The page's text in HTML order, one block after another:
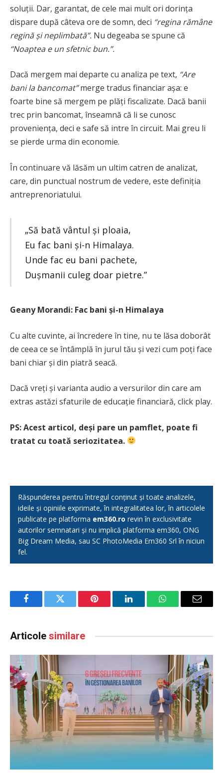
soluții. Dar, garantat, de cele mai mult ori dorința
dispare după câteva ore de somn, deci “regina rămâne
regină și neplimbată”. Nu degeaba se spune că
“Noaptea e un sfetnic bun.”.
Dacă mergem mai departe cu analiza pe text, “Are
bani la bancomat”merge tradus financiar așa: e
foarte bine să mergem pe plăți fiscalizate. Dacă banii
trec prin bancomat, înseamnă că li se cunosc
proveniența, deci e safe să intre în circuit. Mai greu li
se pierde urma din economie.
În continuare vă lăsăm un ultim catren de analizat,
care, din punctual nostrum de vedere, este definiția
antreprenoriatului.
„Să bată vântul și ploaia,
Eu fac bani și-n Himalaya.
Unde fac eu bani pachete,
Dușmanii culeg doar pietre.”
Geany Morandi: Fac bani și-n Himalaya
Cu alte cuvinte, ai încredere în tine, nu te lăsa doborât
de ceea ce se întâmplă în jurul tău și vezi cum poți face
bani chiar și din piatră seacă.
Dacă vreți și varianta audio a versurilor din care am
extras astăzi sfaturile de educație financiară, click play.
PS: Acest articol, deși pare un pamflet, poate fi
tratat cu toată seriozitatea.
Răspunderea pentru întregul conținut și toate analizele,
ideile și opiniile exprimate, în integralitatea lor, în articolele
publicate pe platforma em360.ro revin în exclusivitate
autorilor semnatari și nu implică platforma em360, ONG
Big Dream Media, sau SC PhotoMedia Em360 Srl în niciun
fel.
FacebookTwitter Pinterest LinkedInWhatsAppEmail
Articole similare